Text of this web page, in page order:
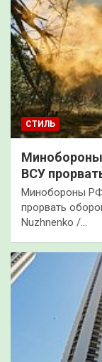
СТИЛЬ
ВСУ
Минобороны
прорвать
Nuzhnenko /…